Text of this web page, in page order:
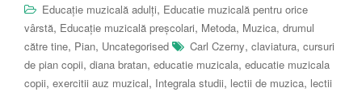
Educație muzicală adulți, Educatie muzicală pentru orice
vârstă, Educație muzicală preșcolari, Metoda, Muzica, drumul
către tine, Pian, Uncategorised Carl Czerny, claviatura, cursuri
de pian copii, diana bratan, educatie muzicala, educatie muzicala
copii, exercitii auz muzical, Integrala studii, lectii de muzica, lectii